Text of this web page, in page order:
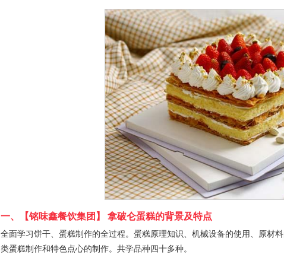
一、【铭味鑫餐饮集团】 拿破仑蛋糕的背景及特点
全面学习饼干、蛋糕制作的全过程。蛋糕原理知识、机械设备的使用、原材
类蛋糕制作和特色点心的制作。共学品种四十多种。